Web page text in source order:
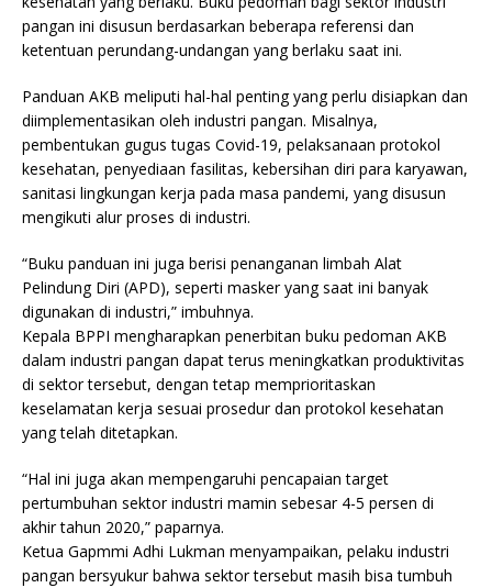
pangan ini disusun berdasarkan beberapa referensi dan
ketentuan perundang-undangan yang berlaku saat ini.
Panduan AKB meliputi hal-hal penting yang perlu disiapkan dan
diimplementasikan oleh industri pangan. Misalnya,
pembentukan gugus tugas Covid-19, pelaksanaan protokol
kesehatan, penyediaan fasilitas, kebersihan diri para karyawan,
sanitasi lingkungan kerja pada masa pandemi, yang disusun
mengikuti alur proses di industri.
“Buku panduan ini juga berisi penanganan limbah Alat
Pelindung Diri (APD), seperti masker yang saat ini banyak
digunakan di industri,” imbuhnya.
Kepala BPPI mengharapkan penerbitan buku pedoman AKB
dalam industri pangan dapat terus meningkatkan produktivitas
di sektor tersebut, dengan tetap memprioritaskan
keselamatan kerja sesuai prosedur dan protokol kesehatan
yang telah ditetapkan.
“Hal ini juga akan mempengaruhi pencapaian target
pertumbuhan sektor industri mamin sebesar 4-5 persen di
akhir tahun 2020,” paparnya.
Ketua Gapmmi Adhi Lukman menyampaikan, pelaku industri
pangan bersyukur bahwa sektor tersebut masih bisa tumbuh